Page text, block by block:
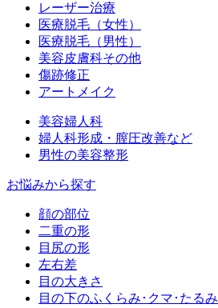
レーザー治療
医療脱毛（女性）
医療脱毛（男性）
美容皮膚科その他
傷跡修正
アートメイク
美容婦人科
婦人科形成・膣圧改善など
男性の美容整形
お悩みから探す
顔の部位
二重の形
目尻の形
左右差
目の大きさ
目の下のふくらみ･クマ･たるみ